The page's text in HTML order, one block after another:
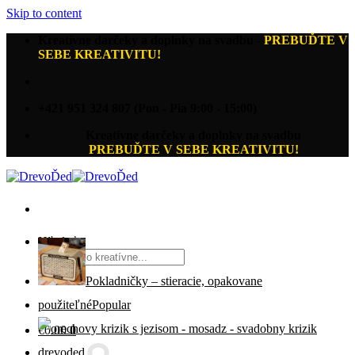
Skip to content
PREBUĎTE V
SEBE KREATIVITU!
PREBUĎTE V SEBE KREATIVITU!
Hľadať:
€0.00 0
Pokladničky – stieracie, opakovane
použiteľné